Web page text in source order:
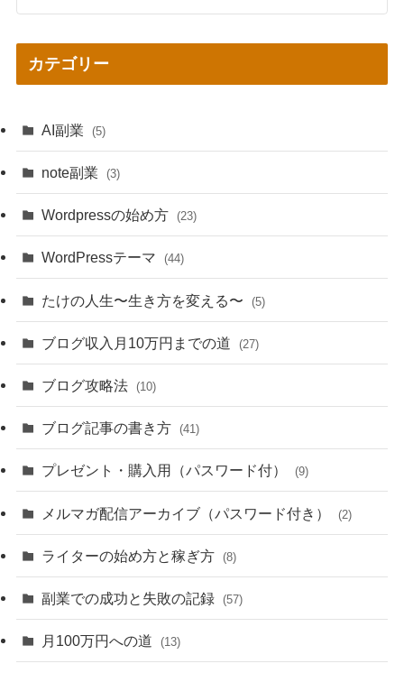
カテゴリー
AI副業 (5)
note副業 (3)
Wordpressの始め方 (23)
WordPressテーマ (44)
たけの人生〜生き方を変える〜 (5)
ブログ収入月10万円までの道 (27)
ブログ攻略法 (10)
ブログ記事の書き方 (41)
プレゼント・購入用（パスワード付） (9)
メルマガ配信アーカイブ（パスワード付き） (2)
ライターの始め方と稼ぎ方 (8)
副業での成功と失敗の記録 (57)
月100万円への道 (13)